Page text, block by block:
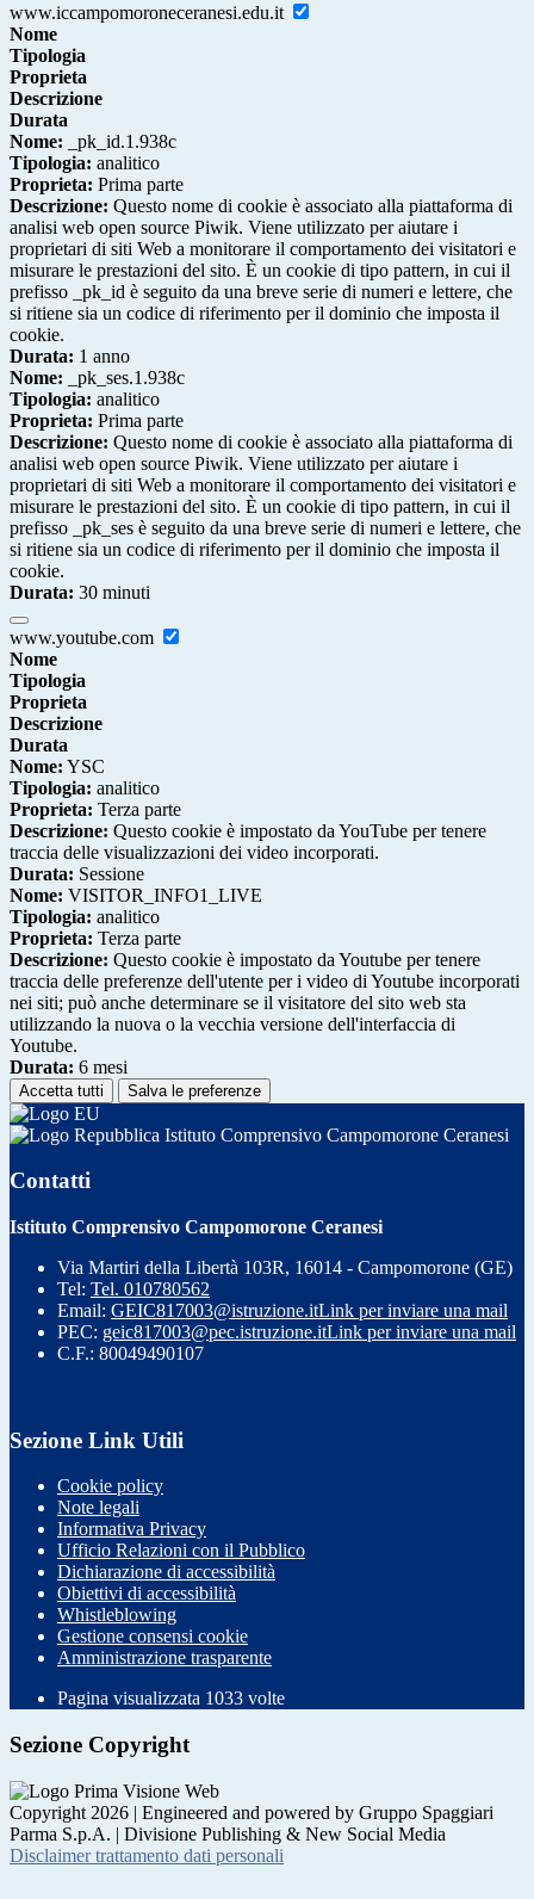
www.iccampomoroneceranesi.edu.it
Nome
Tipologia
Proprieta
Descrizione
Durata
Nome: _pk_id.1.938c
Tipologia: analitico
Proprieta: Prima parte
Descrizione: Questo nome di cookie è associato alla piattaforma di
analisi web open source Piwik. Viene utilizzato per aiutare i
proprietari di siti Web a monitorare il comportamento dei visitatori e
misurare le prestazioni del sito. È un cookie di tipo pattern, in cui il
prefisso _pk_id è seguito da una breve serie di numeri e lettere, che
si ritiene sia un codice di riferimento per il dominio che imposta il
cookie.
Durata: 1 anno
Nome: _pk_ses.1.938c
Tipologia: analitico
Proprieta: Prima parte
Descrizione: Questo nome di cookie è associato alla piattaforma di
analisi web open source Piwik. Viene utilizzato per aiutare i
proprietari di siti Web a monitorare il comportamento dei visitatori e
misurare le prestazioni del sito. È un cookie di tipo pattern, in cui il
prefisso _pk_ses è seguito da una breve serie di numeri e lettere, che
si ritiene sia un codice di riferimento per il dominio che imposta il
cookie.
Durata: 30 minuti
www.youtube.com
Nome
Tipologia
Proprieta
Descrizione
Durata
Nome: YSC
Tipologia: analitico
Proprieta: Terza parte
Descrizione: Questo cookie è impostato da YouTube per tenere
traccia delle visualizzazioni dei video incorporati.
Durata: Sessione
Nome: VISITOR_INFO1_LIVE
Tipologia: analitico
Proprieta: Terza parte
Descrizione: Questo cookie è impostato da Youtube per tenere
traccia delle preferenze dell'utente per i video di Youtube incorporati
nei siti; può anche determinare se il visitatore del sito web sta
utilizzando la nuova o la vecchia versione dell'interfaccia di
Youtube.
Durata: 6 mesi
Accetta tutti Salva le preferenze
Istituto Comprensivo Campomorone Ceranesi
Contatti
Istituto Comprensivo Campomorone Ceranesi
Via Martiri della Libertà 103R, 16014 - Campomorone (GE)
Tel: Tel. 010780562
Email: GEIC817003@istruzione.itLink per inviare una mail
PEC: geic817003@pec.istruzione.itLink per inviare una mail
C.F.: 80049490107
Sezione Link Utili
Cookie policy
Note legali
Informativa Privacy
Ufficio Relazioni con il Pubblico
Dichiarazione di accessibilità
Obiettivi di accessibilità
Whistleblowing
Gestione consensi cookie
Amministrazione trasparente
Pagina visualizzata 1033 volte
Sezione Copyright
Copyright 2026 | Engineered and powered by Gruppo Spaggiari
Parma S.p.A. | Divisione Publishing & New Social Media
Disclaimer trattamento dati personali